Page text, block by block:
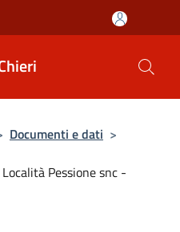
Documenti e dati >
Pessione snc -